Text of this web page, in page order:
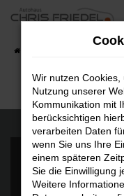
Zum
springen
Wir nutzen
Nutzung unserer
Kommunikation mit
berücksichtigen
verarbeiten Daten
wenn Sie uns Ihre
einem späteren
Sie die Einwilligung
Weitere